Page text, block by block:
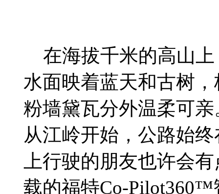
在海拔千米的高山上
水面映着蓝天和古树
粉墙黛瓦分外温柔可
从江岭开始，公路始
上行驶的朋友也许会
载的福特Co-